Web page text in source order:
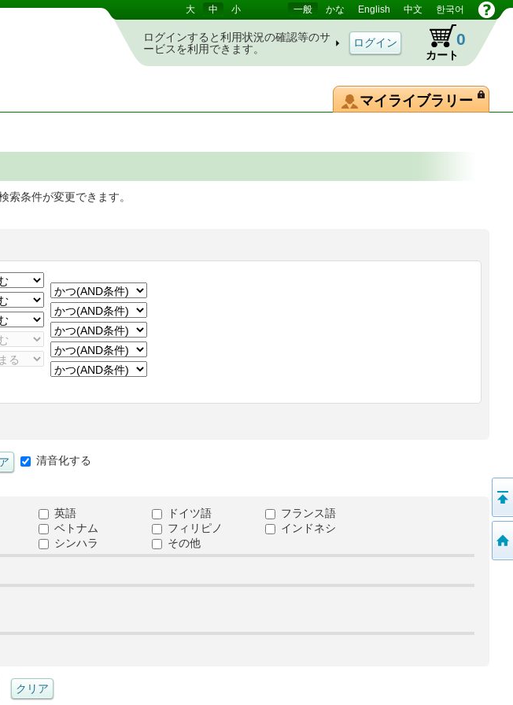
テム 大 中 小 一般 かな English 中文 한국어
ログインすると利用状況の確認等のサ
ービスを利用できます。
カート
0
マイライブラリー
条件が変更できます。
清音化する
英語 ドイツ語
フランス語
ベトナム フィリピノ
インドネシ
シンハラ その他